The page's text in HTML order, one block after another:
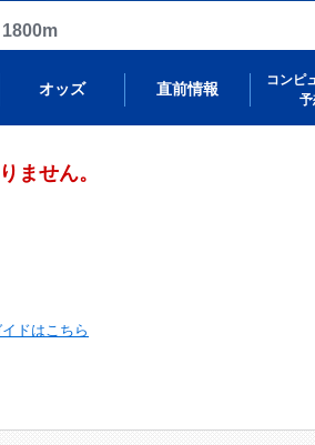
オッズ 直前情報
コンピ
予
ません。
ドはこちら